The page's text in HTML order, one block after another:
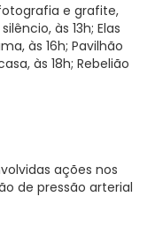
e grafite,
às 13h; Elas
às 16h; Pavilhão
às 18h; Rebelião
ações nos
de pressão arterial